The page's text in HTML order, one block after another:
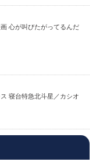
心が叫びたがってるんだ
寝台特急北斗星／カシオ